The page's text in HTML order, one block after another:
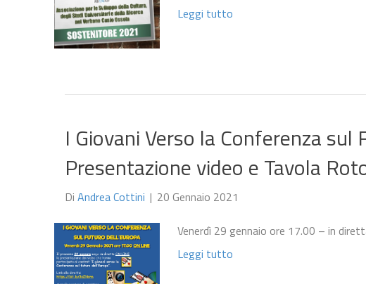
Leggi tutto
I Giovani Verso la Conferenza sul
Presentazione video e Tavola
Di Andrea Cottini | 20 Gennaio 2021
Venerdì 29 gennaio ore 17.00 – in
Leggi tutto